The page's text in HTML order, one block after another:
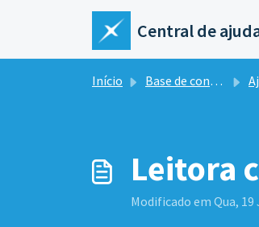
Ir para o conteúdo principal
Central de
Início Base de conhecimento
Leitora
Modificado em Qua, 19